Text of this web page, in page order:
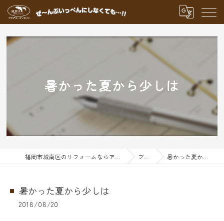
暑かった夏から少しは
ブログ 暑かった夏から少しは
暑かった夏から少しは
2018/08/20